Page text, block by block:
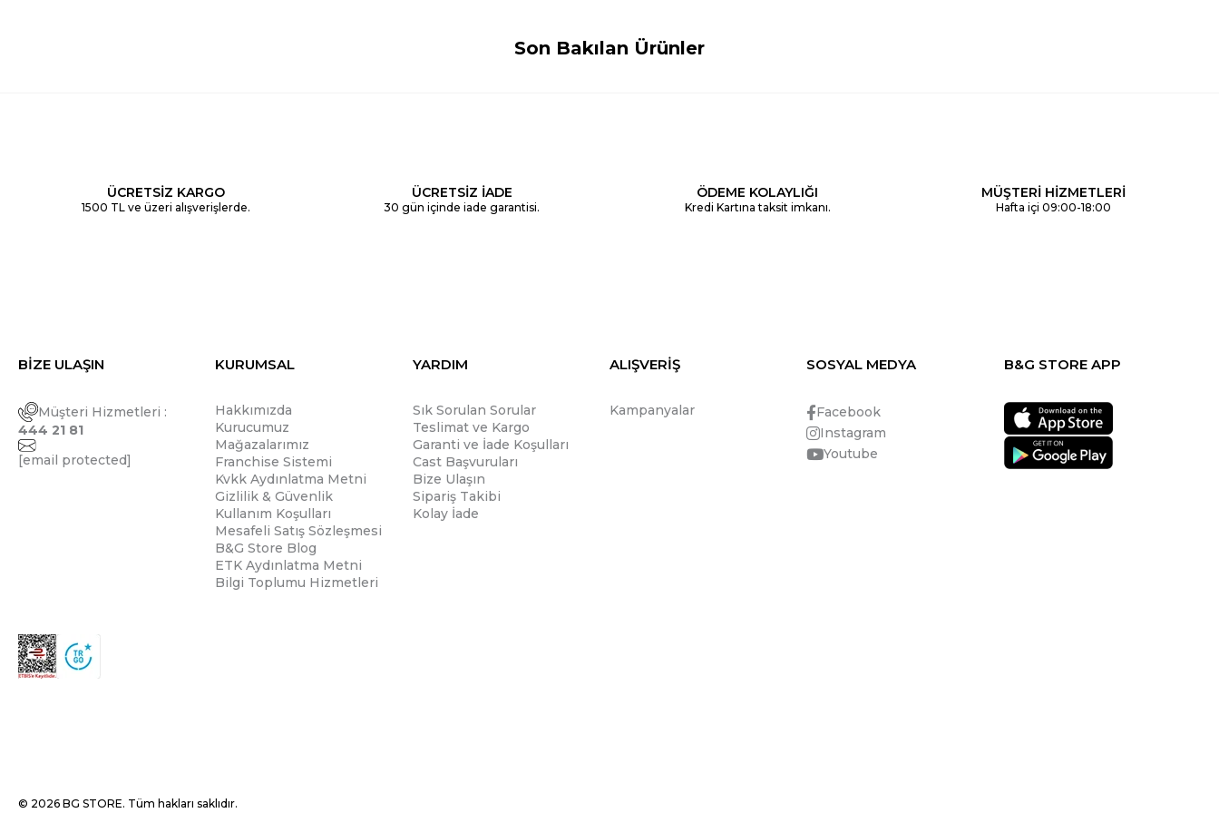
Son Bakılan Ürünler
ÜCRETSİZ KARGO
1500 TL ve üzeri alışverişlerde.
ÜCRETSİZ İADE
30 gün içinde iade garantisi.
ÖDEME KOLAYLIĞI
Kredi Kartına taksit imkanı.
MÜŞTERİ HİZMETLERİ
Hafta içi 09:00-18:00
BİZE ULAŞIN
Müşteri Hizmetleri :
444 21 81
[email protected]
KURUMSAL
Hakkımızda
Kurucumuz
Mağazalarımız
Franchise Sistemi
Kvkk Aydınlatma Metni
Gizlilik & Güvenlik
Kullanım Koşulları
Mesafeli Satış Sözleşmesi
B&G Store Blog
ETK Aydınlatma Metni
Bilgi Toplumu Hizmetleri
YARDIM
Sık Sorulan Sorular
Teslimat ve Kargo
Garanti ve İade Koşulları
Cast Başvuruları
Bize Ulaşın
Sipariş Takibi
Kolay İade
ALIŞVERİŞ
Kampanyalar
SOSYAL MEDYA
Facebook
Instagram
Youtube
B&G STORE APP
© 2026 BG STORE. Tüm hakları saklıdır.